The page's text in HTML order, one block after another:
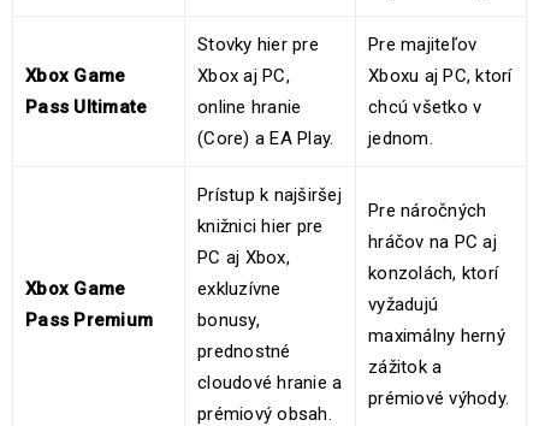
Xbox Game
Pass Ultimate
Stovky hier pre
Xbox aj PC,
online hranie
(Core) a EA Play.
Pre majiteľov
Xboxu aj PC, ktorí
chcú všetko v
jednom.
Xbox Game
Pass Premium
Prístup k najširšej
knižnici hier pre
PC aj Xbox,
exkluzívne
bonusy,
prednostné
cloudové hranie a
prémiový obsah.
Pre náročných
hráčov na PC aj
konzolách, ktorí
vyžadujú
maximálny herný
zážitok a
prémiové výhody.